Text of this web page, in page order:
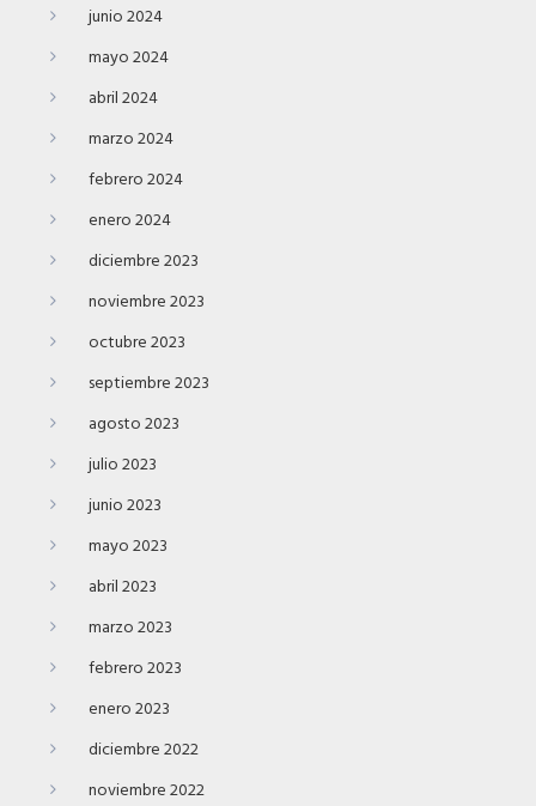
junio 2024
mayo 2024
abril 2024
marzo 2024
febrero 2024
enero 2024
diciembre 2023
noviembre 2023
octubre 2023
septiembre 2023
agosto 2023
julio 2023
junio 2023
mayo 2023
abril 2023
marzo 2023
febrero 2023
enero 2023
diciembre 2022
noviembre 2022